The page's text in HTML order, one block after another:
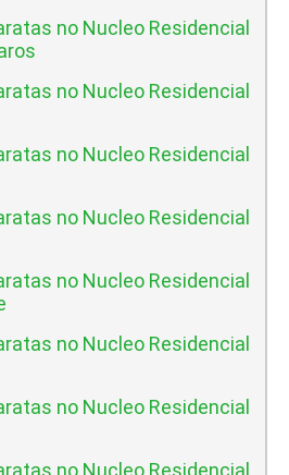
no Nucleo Residencial
no Nucleo Residencial
no Nucleo Residencial
no Nucleo Residencial
no Nucleo Residencial
no Nucleo Residencial
no Nucleo Residencial
no Nucleo Residencial